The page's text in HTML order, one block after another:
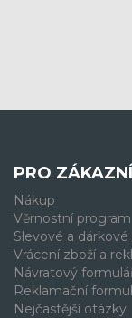
PRO
Nákup
Věrnostní program
Slevové a
Vrácení zboží a
Návratový
Reklamační
Nejčastější otázky